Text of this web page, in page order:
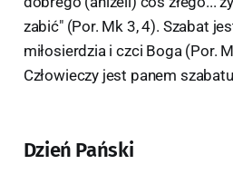
zabić" (Por. Mk 3, 4). Szabat
miłosierdzia i czci Boga (Por.
Człowieczy jest panem
Dzień Pański